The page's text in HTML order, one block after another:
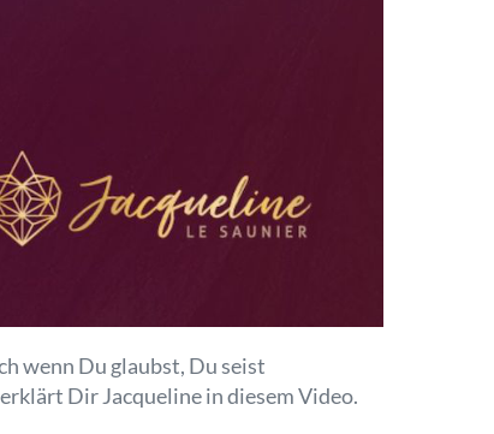
wenn Du glaubst, Du seist
Dir Jacqueline in diesem Video.